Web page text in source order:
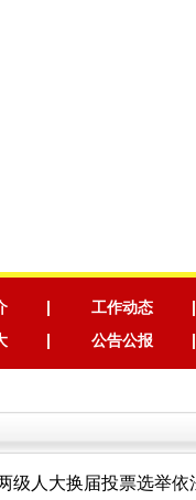
工作动态
公告公报
级人大换届投票选举依